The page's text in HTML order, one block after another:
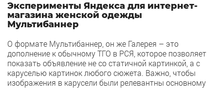
Эксперименты Яндекса для интернет-
магазина женской одежды
Мультибаннер
О формате Мультибаннер, он же Галерея – это
дополнение к обычному ТГО в РСЯ, которое позволяет
показать объявление не со статичной картинкой, а с
каруселью картинок любого сюжета. Важно, чтобы
изображения в карусели были релевантны основному